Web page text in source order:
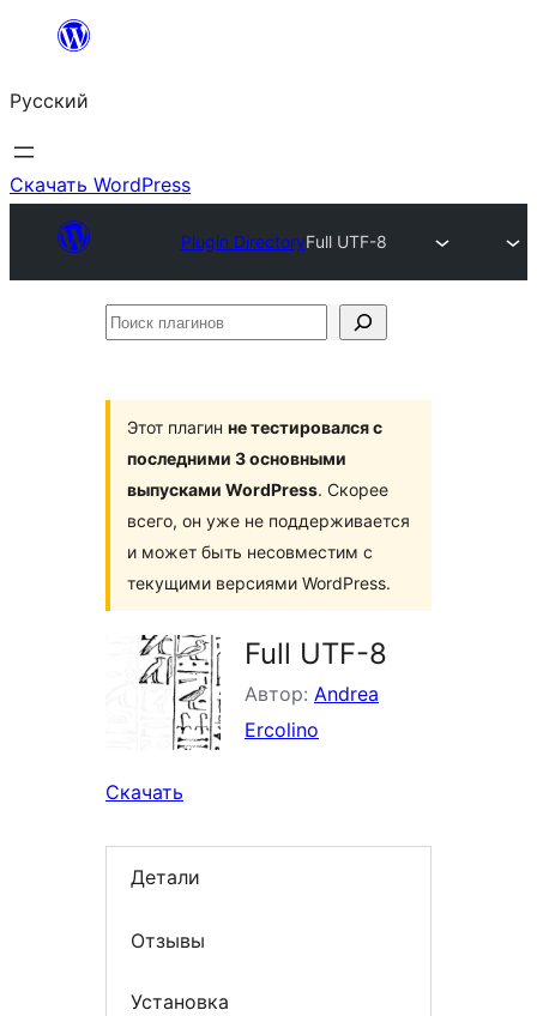
Перейти
содержимому
Русский
Скачать WordPress
Plugin DirectoryFull UTF-8
Поиск
Этот плагин не тестировался с
последними 3 основными
выпусками WordPress. Скорее
всего, он уже не поддерживается
и может быть несовместим с
текущими версиями WordPress.
Full UTF-8
Автор: Andrea
Ercolino
Скачать
Детали
Отзывы
Установка